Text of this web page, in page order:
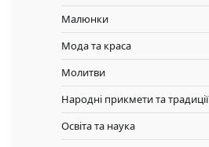
Малюнки
Мода та краса
Молитви
Народні прикмети та традиції
Освіта та наука